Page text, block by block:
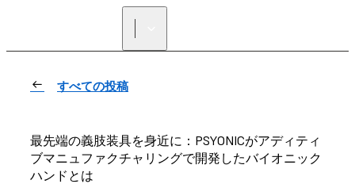
すべての投稿
最先端の義肢装具を身近に：PSYONICがアディティ
ブマニュファクチャリングで開発したバイオニック
ハンドとは